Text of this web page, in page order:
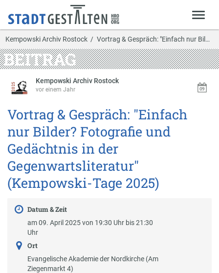
Kempowski Archiv Rostock Vortrag & Gespräch: "Einfach nur Bilder? Fotograf…
BEITRAG
Kempowski Archiv Rostock
vor einem Jahr
Vortrag & Gespräch: "Einfach
nur Bilder? Fotografie und
Gedächtnis in der
Gegenwartsliteratur"
(Kempowski-Tage 2025)
Datum & Zeit
am 09. April 2025 von 19:30 Uhr bis 21:30
Uhr
Ort
Evangelische Akademie der Nordkirche (Am
Ziegenmarkt 4)